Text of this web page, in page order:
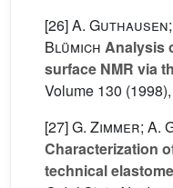
[26]A.
Blümich Analysis
surface NMR via
Volume 130
[27]G. Zimmer; A.
Characterization
technical